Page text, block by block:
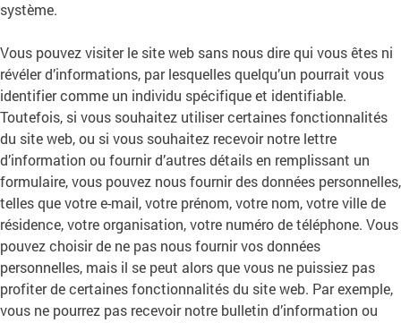
système.
Vous pouvez visiter le site web sans nous dire qui vous êtes ni
révéler d’informations, par lesquelles quelqu’un pourrait vous
identifier comme un individu spécifique et identifiable.
Toutefois, si vous souhaitez utiliser certaines fonctionnalités
du site web, ou si vous souhaitez recevoir notre lettre
d’information ou fournir d’autres détails en remplissant un
formulaire, vous pouvez nous fournir des données personnelles,
telles que votre e-mail, votre prénom, votre nom, votre ville de
résidence, votre organisation, votre numéro de téléphone. Vous
pouvez choisir de ne pas nous fournir vos données
personnelles, mais il se peut alors que vous ne puissiez pas
profiter de certaines fonctionnalités du site web. Par exemple,
vous ne pourrez pas recevoir notre bulletin d’information ou